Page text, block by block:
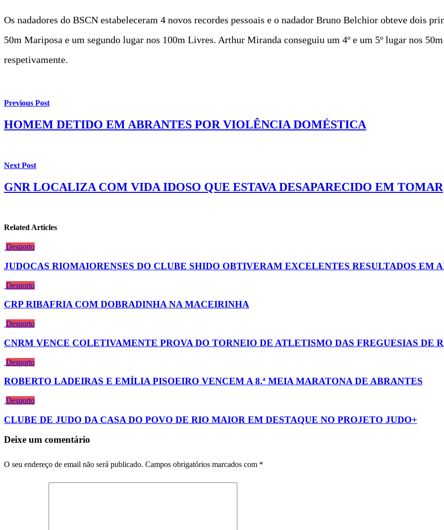
Os nadadores do BSCN estabeleceram 4 novos recordes pessoais e o nadador Bruno Belchior obteve dois
50m Mariposa e um segundo lugar nos 100m Livres. Arthur Miranda conseguiu um 4º e um 5º lugar nos
respetivamente.
Previous Post
HOMEM DETIDO EM ABRANTES POR VIOLÊNCIA DOMÉSTICA
Next Post
GNR LOCALIZA COM VIDA IDOSO QUE ESTAVA DESAPARECIDO EM TOMAR
Related Articles
Desporto
JUDOCAS RIOMAIORENSES DO CLUBE SHIDO OBTIVERAM EXCELENTES RESULTADOS EM
Desporto
CRP RIBAFRIA COM DOBRADINHA NA MACEIRINHA
Desporto
CNRM VENCE COLETIVAMENTE PROVA DO TORNEIO DE ATLETISMO DAS FREGUESIAS DE
Desporto
ROBERTO LADEIRAS E EMÍLIA PISOEIRO VENCEM A 8.ª MEIA MARATONA DE ABRANTES
Desporto
CLUBE DE JUDO DA CASA DO POVO DE RIO MAIOR EM DESTAQUE NO PROJETO JUDO+
Deixe um comentário
O seu endereço de email não será publicado. Campos obrigatórios marcados com *